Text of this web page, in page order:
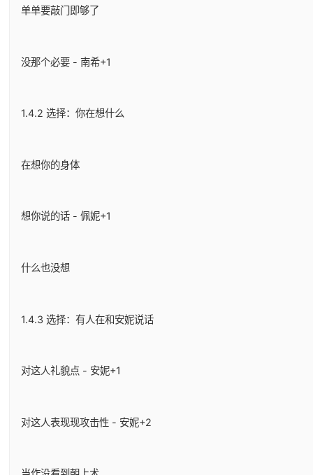
单单要敲门即够了
没那个必要 - 南希+1
1.4.2 选择：你在想什么
在想你的身体
想你说的话 - 佩妮+1
什么也没想
1.4.3 选择：有人在和安妮说话
对这人礼貌点 - 安妮+1
对这人表现现攻击性 - 安妮+2